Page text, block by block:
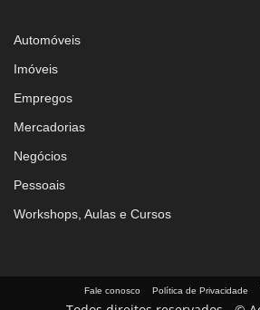
Automóveis
Imóveis
Empregos
Mercadorias
Negócios
Pessoais
Workshops, Aulas e Cursos
Fale conosco Política de Privacidade